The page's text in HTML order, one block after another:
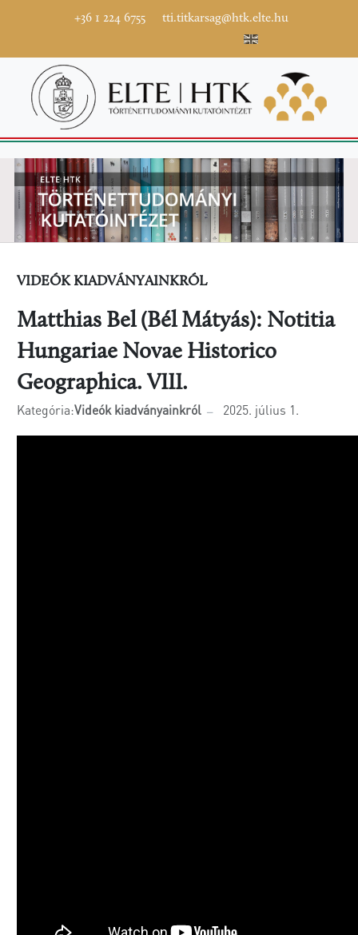
+36 1 224 6755 tti.titkarsag@htk.elte.hu
VIDEÓK KIADVÁNYAINKRÓL
Matthias Bel (Bél Mátyás): Notitia
Hungariae Novae Historico
Geographica. VIII.
Kategória:Videók kiadványainkról 2025. július 1.